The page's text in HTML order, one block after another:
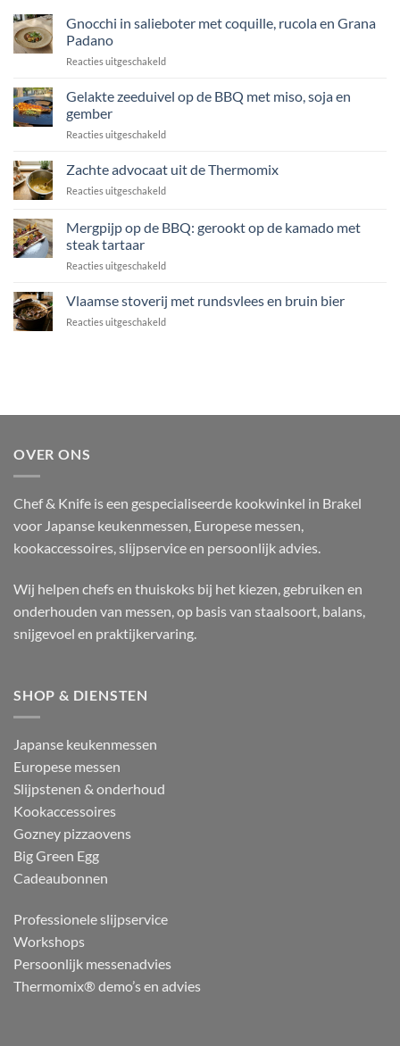
Gnocchi in salieboter met coquille, rucola en Grana
Padano
Reacties uitgeschakeldvoor
in
salieboter
coquille,
en
Padano
Gelakte zeeduivel op de BBQ met miso, soja en
gember
Reacties uitgeschakeldvoor
zeeduivel
de
met
en
Zachte advocaat uit de Thermomix
Reacties uitgeschakeldvoor
uit
Mergpijp op de BBQ: gerookt op de kamado met
steak tartaar
Reacties uitgeschakeldvoor
op
de
BBQ:
steak
Vlaamse stoverij met rundsvlees en bruin bier
Reacties uitgeschakeldvoor
OVER ONS
Chef & Knife is een gespecialiseerde kookwinkel in Brakel
voor Japanse keukenmessen, Europese messen,
kookaccessoires, slijpservice en persoonlijk advies.
Wij helpen chefs en thuiskoks bij het kiezen, gebruiken en
onderhouden van messen, op basis van staalsoort, balans,
snijgevoel en praktijkervaring.
SHOP & DIENSTEN
Japanse keukenmessen
Europese messen
Slijpstenen & onderhoud
Kookaccessoires
Gozney pizzaovens
Big Green Egg
Cadeaubonnen
Professionele slijpservice
Workshops
Persoonlijk messenadvies
Thermomix® demo’s en advies